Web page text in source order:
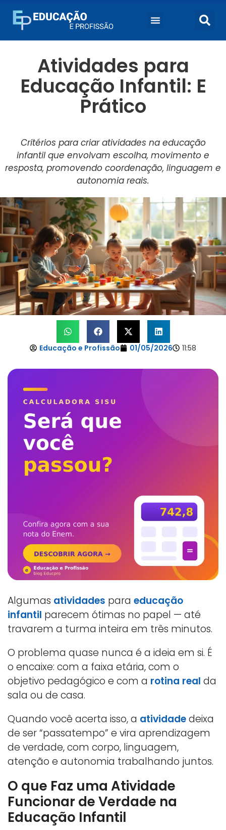
Atividades para
Educação Infantil: E
Prático
Critérios para criar atividades na educação
infantil que envolvam escolha, movimento e
resposta, promovendo coordenação, linguagem e
autonomia reais.
Educação e Profissão 01/05/2026 11:58
Algumas atividades para educação
infantil parecem ótimas no papel — até
travarem a turma inteira em três minutos.
O problema quase nunca é a ideia em si. É
o encaixe: com a faixa etária, com o
objetivo pedagógico e com a rotina real da
sala ou de casa.
Quando você acerta isso, a atividadedeixa
de ser “passatempo” e vira aprendizagem
de verdade, com corpo, linguagem,
atenção e autonomia trabalhando juntos.
O que Faz uma Atividade
Funcionar de Verdade na
Educação Infantil